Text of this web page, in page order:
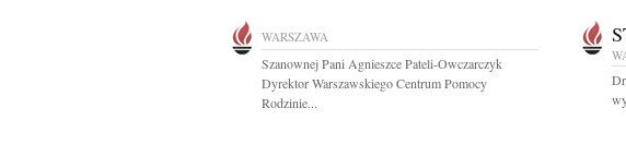
WARSZAWA
Szanownej Pani Agnieszce Pateli-Owczarczyk
Dyrektor Warszawskiego Centrum Pomocy
Rodzinie...